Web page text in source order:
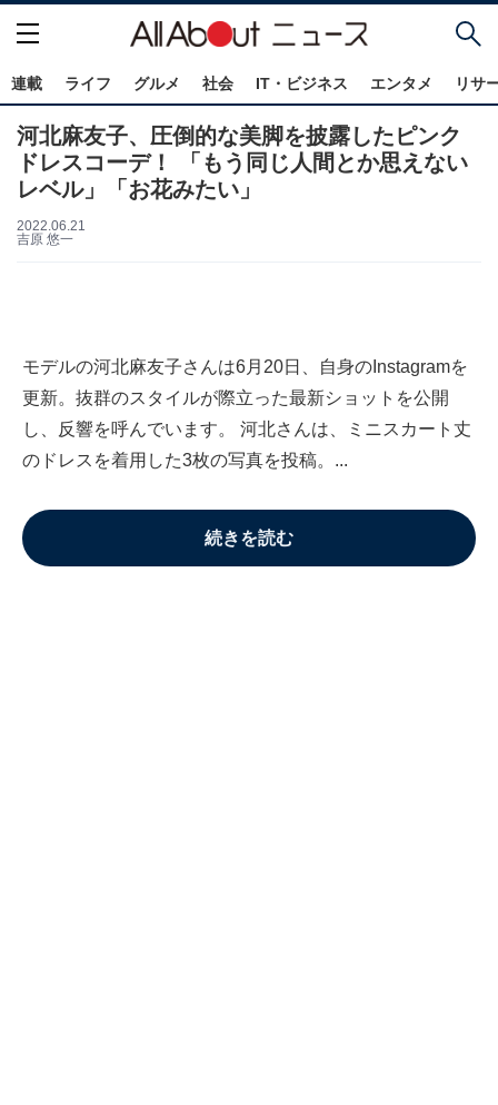
連載 ライフ グルメ 社会 IT・ビジネス エンタメ リサ
河北麻友子、圧倒的な美脚を披露したピンク
ドレスコーデ！ 「もう同じ人間とか思えない
レベル」「お花みたい」
2022.06.21
吉原 悠一
モデルの河北麻友子さんは6月20日、自身のInstagramを
更新。抜群のスタイルが際立った最新ショットを公開
し、反響を呼んでいます。 河北さんは、ミニスカート丈
のドレスを着用した3枚の写真を投稿。...
続きを読む